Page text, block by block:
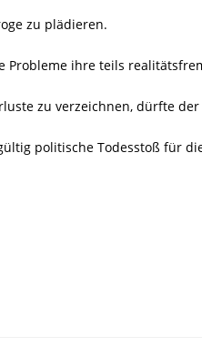
zu plädieren.
Probleme ihre teils
zu verzeichnen, dürfte
politische Todesstoß für